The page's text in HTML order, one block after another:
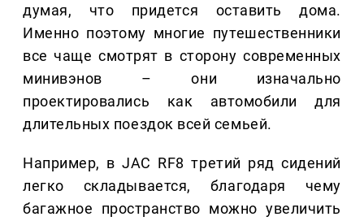
думая, что придется оставить дома.
Именно поэтому многие путешественники
все чаще смотрят в сторону современных
минивэнов – они изначально
проектировались как автомобили для
длительных поездок всей семьей.
Например, в JAC RF8 третий ряд сидений
легко складывается, благодаря чему
багажное пространство можно увеличить